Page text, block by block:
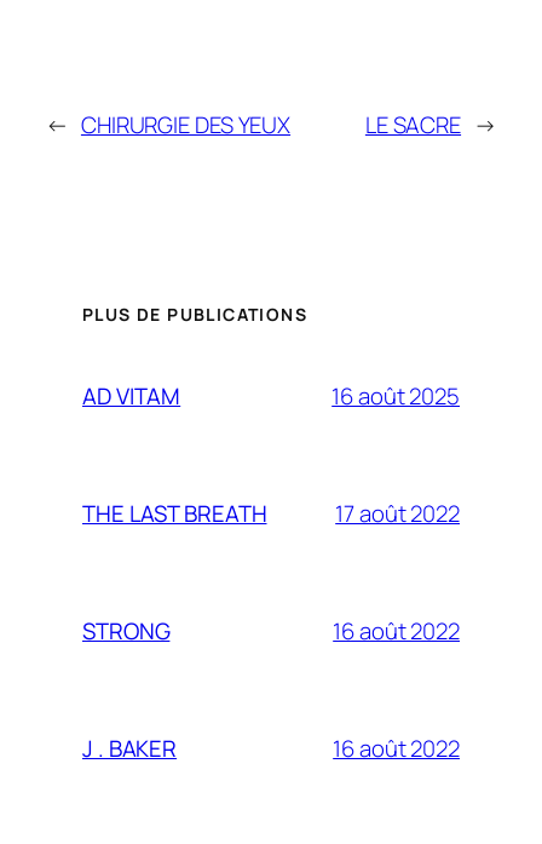
← CHIRURGIE DES YEUX LE SACRE →
PLUS DE PUBLICATIONS
AD VITAM 16 août 2025
THE LAST BREATH 17 août 2022
STRONG 16 août 2022
J . BAKER 16 août 2022